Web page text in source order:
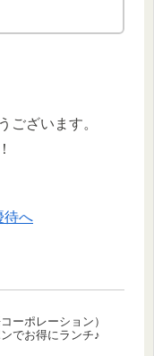
ございます。
ーポレーション）
でお得にランチ♪